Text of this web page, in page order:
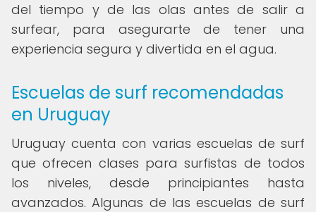
del tiempo y de las olas antes de salir a
surfear, para asegurarte de tener una
experiencia segura y divertida en el agua.
Escuelas de surf recomendadas
en Uruguay
Uruguay cuenta con varias escuelas de surf
que ofrecen clases para surfistas de todos
los niveles, desde principiantes hasta
avanzados. Algunas de las escuelas de surf